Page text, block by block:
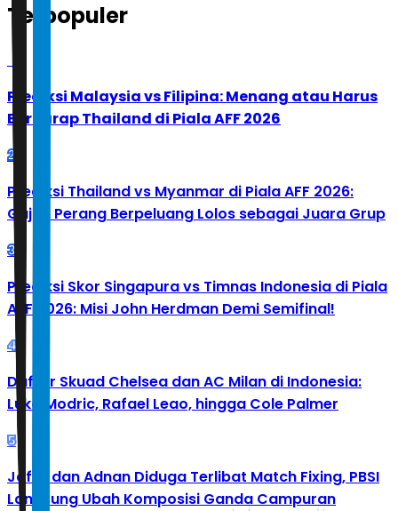
Terpopuler
1
Prediksi Malaysia vs Filipina: Menang atau Harus
Berharap Thailand di Piala AFF 2026
2
Prediksi Thailand vs Myanmar di Piala AFF 2026:
Gajah Perang Berpeluang Lolos sebagai Juara Grup
3
Prediksi Skor Singapura vs Timnas Indonesia di Piala
AFF 2026: Misi John Herdman Demi Semifinal!
4
Daftar Skuad Chelsea dan AC Milan di Indonesia:
Luka Modric, Rafael Leao, hingga Cole Palmer
5
Jafar dan Adnan Diduga Terlibat Match Fixing, PBSI
Langsung Ubah Komposisi Ganda Campuran